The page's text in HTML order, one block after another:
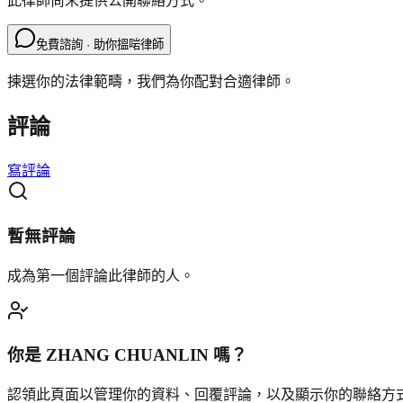
免費諮詢 · 助你搵啱律師
揀選你的法律範疇，我們為你配對合適律師。
評論
寫評論
暫無評論
成為第一個評論此律師的人。
你是 ZHANG CHUANLIN 嗎？
認領此頁面以管理你的資料、回覆評論，以及顯示你的聯絡方